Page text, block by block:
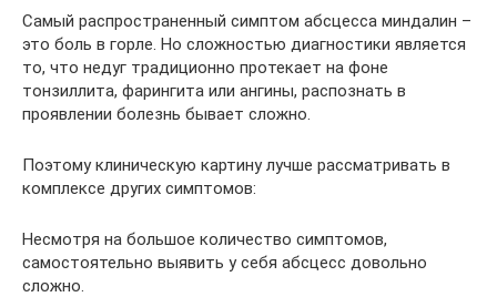
Самый распространенный симптом абсцесса миндалин –
это боль в горле. Но сложностью диагностики является
то, что недуг традиционно протекает на фоне
тонзиллита, фарингита или ангины, распознать в
проявлении болезнь бывает сложно.
Поэтому клиническую картину лучше рассматривать в
комплексе других симптомов:
Несмотря на большое количество симптомов,
самостоятельно выявить у себя абсцесс довольно
сложно.